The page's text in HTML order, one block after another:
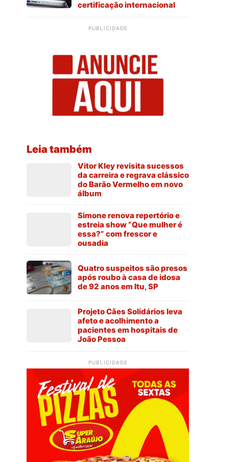
certificação internacional
PUBLICIDADE
Leia também
Vitor Kley revisita sucessos
da carreira e regrava clássico
do Barão Vermelho em novo
álbum
Simone renova repertório e
estreia show “Que mulher é
essa?” com frescor e
ousadia
Quatro suspeitos são presos
após roubo à casa de idosa
de 92 anos em Itu, SP
Projeto Cães Solidários leva
afeto e acolhimento a
pacientes em hospitais de
João Pessoa
PUBLICIDADE